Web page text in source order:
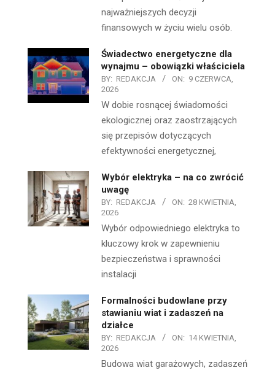
najważniejszych decyzji
finansowych w życiu wielu osób.
Świadectwo energetyczne dla
wynajmu – obowiązki właściciela
BY: REDAKCJA ON: 9 CZERWCA,
2026
W dobie rosnącej świadomości
ekologicznej oraz zaostrzających
się przepisów dotyczących
efektywności energetycznej,
Wybór elektryka – na co zwrócić
uwagę
BY: REDAKCJA ON: 28 KWIETNIA,
2026
Wybór odpowiedniego elektryka to
kluczowy krok w zapewnieniu
bezpieczeństwa i sprawności
instalacji
Formalności budowlane przy
stawianiu wiat i zadaszeń na
działce
BY: REDAKCJA ON: 14 KWIETNIA,
2026
Budowa wiat garażowych, zadaszeń